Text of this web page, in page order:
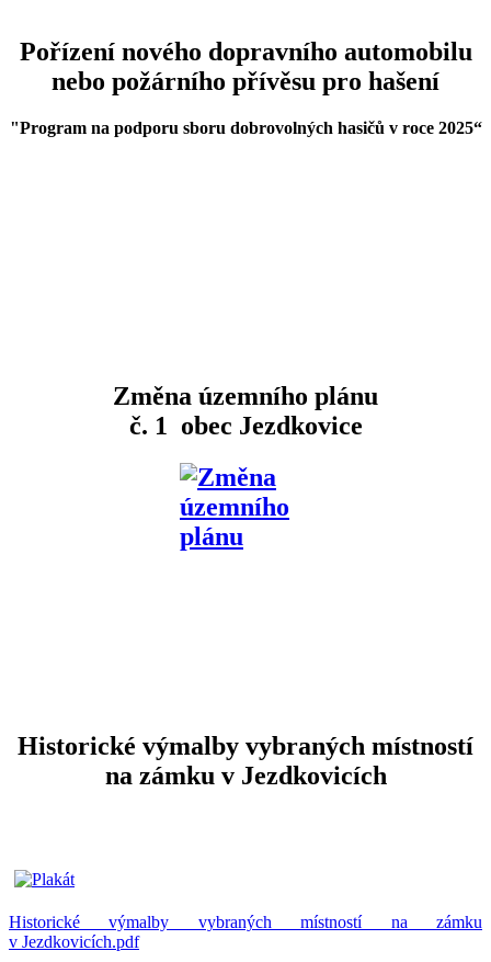
Pořízení nového dopravního automobilu
nebo požárního přívěsu pro hašení
"Program na podporu sboru dobrovolných hasičů v roce 2025“
Změna územního plánu
č. 1 obec Jezdkovice
Historické výmalby vybraných místností
na zámku v Jezdkovicích
Historické výmalby vybraných místností na zámku
v Jezdkovicích.pdf